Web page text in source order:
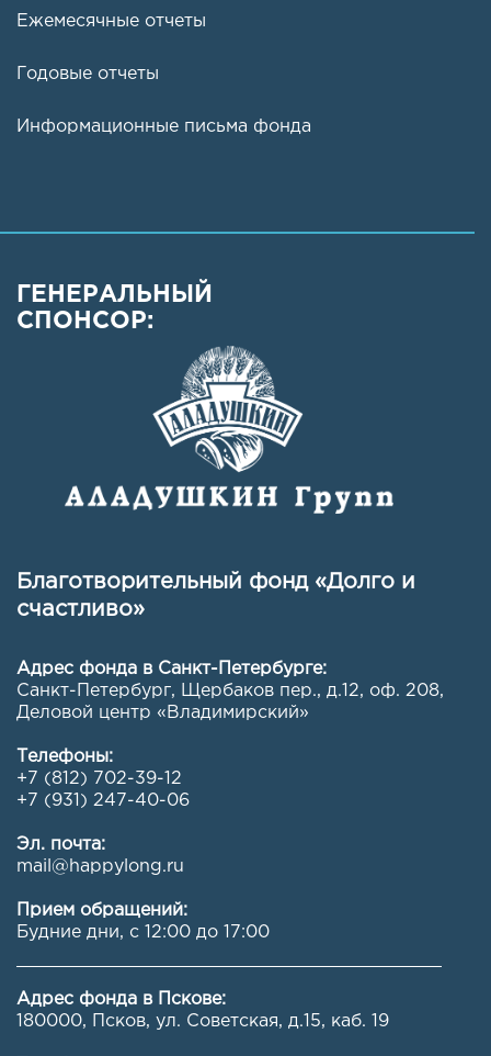
Ежемесячные отчеты
Годовые отчеты
Информационные письма фонда
ГЕНЕРАЛЬНЫЙ
СПОНСОР:
Благотворительный фонд «Долго и
счастливо»
Адрес фонда в Санкт-Петербурге:
Санкт-Петербург, Щербаков пер., д.12, оф. 208,
Деловой центр «Владимирский»
Телефоны:
+7 (812) 702-39-12
+7 (931) 247-40-06
Эл. почта:
mail@happylong.ru
Прием обращений:
Будние дни, с 12:00 до 17:00
Адрес фонда в Пскове:
180000, Псков, ул. Советская, д.15, каб. 19